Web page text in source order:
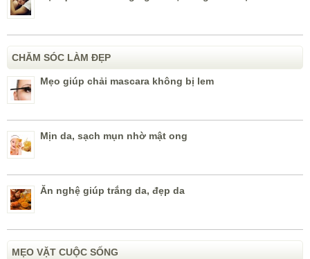
CHĂM SÓC LÀM ĐẸP
Mẹo giúp chải mascara không bị lem
Mịn da, sạch mụn nhờ mật ong
Ăn nghệ giúp trắng da, đẹp da
MẸO VẶT CUỘC SỐNG